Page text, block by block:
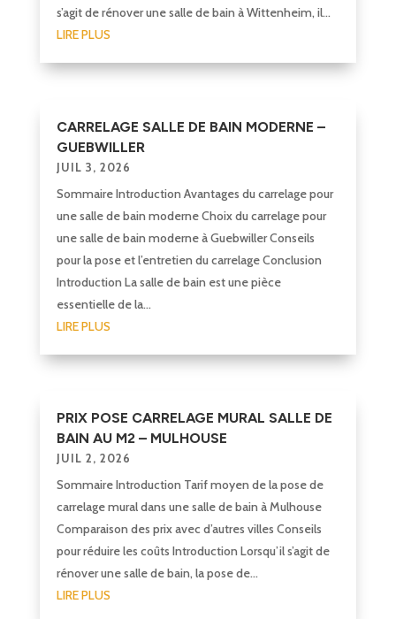
s’agit de rénover une salle de bain à Wittenheim, il...
LIRE PLUS
CARRELAGE SALLE DE BAIN MODERNE –
GUEBWILLER
JUIL 3, 2026
Sommaire Introduction Avantages du carrelage pour
une salle de bain moderne Choix du carrelage pour
une salle de bain moderne à Guebwiller Conseils
pour la pose et l’entretien du carrelage Conclusion
Introduction La salle de bain est une pièce
essentielle de la...
LIRE PLUS
PRIX POSE CARRELAGE MURAL SALLE DE
BAIN AU M2 – MULHOUSE
JUIL 2, 2026
Sommaire Introduction Tarif moyen de la pose de
carrelage mural dans une salle de bain à Mulhouse
Comparaison des prix avec d’autres villes Conseils
pour réduire les coûts Introduction Lorsqu’il s’agit de
rénover une salle de bain, la pose de...
LIRE PLUS